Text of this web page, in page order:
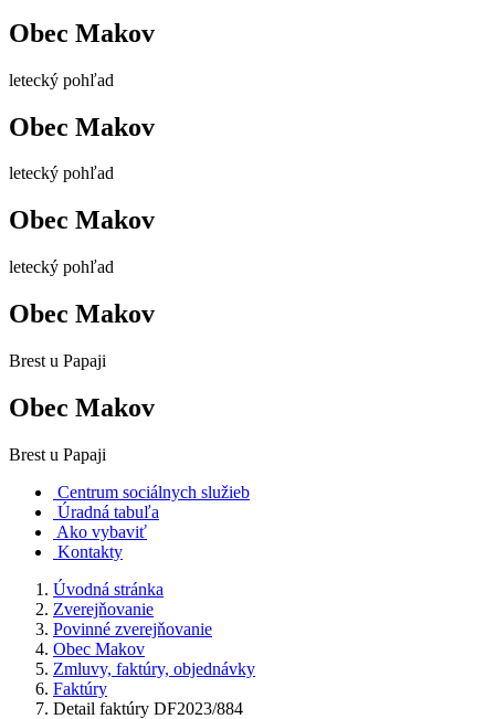
Obec Makov
letecký pohľad
Obec Makov
letecký pohľad
Obec Makov
letecký pohľad
Obec Makov
Brest u Papaji
Obec Makov
Brest u Papaji
Centrum sociálnych služieb
Úradná tabuľa
Ako vybaviť
Kontakty
Úvodná stránka
Zverejňovanie
Povinné zverejňovanie
Obec Makov
Zmluvy, faktúry, objednávky
Faktúry
Detail faktúry DF2023/884